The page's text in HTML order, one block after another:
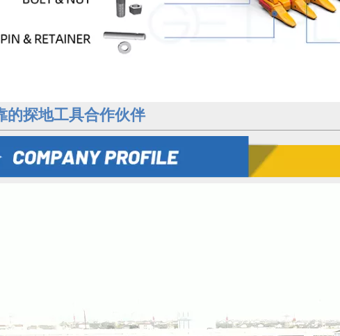
的探地工具合作伙伴